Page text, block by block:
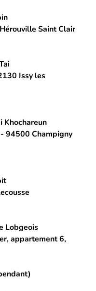
Saint Clair
Issy les
Khochareun
94500 Champigny
Lobgeois
appartement 6,